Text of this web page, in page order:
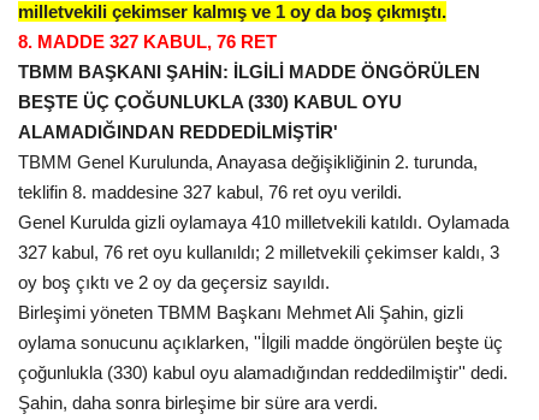
Künye
Yaşam
İletişim
Sağlık
Kültür Sanat
milletvekili çekimser kalmış ve 1 oy da boş çıkmıştı.
8. MADDE 327 KABUL, 76 RET
TBMM BAŞKANI ŞAHİN: İLGİLİ MADDE ÖNGÖRÜLEN
BEŞTE ÜÇ ÇOĞUNLUKLA (330) KABUL OYU
ALAMADIĞINDAN REDDEDİLMİŞTİR'
TBMM Genel Kurulunda, Anayasa değişikliğinin 2. turunda,
teklifin 8. maddesine 327 kabul, 76 ret oyu verildi.
Genel Kurulda gizli oylamaya 410 milletvekili katıldı. Oylamada
327 kabul, 76 ret oyu kullanıldı; 2 milletvekili çekimser kaldı, 3
oy boş çıktı ve 2 oy da geçersiz sayıldı.
Birleşimi yöneten TBMM Başkanı Mehmet Ali Şahin, gizli
oylama sonucunu açıklarken, ''İlgili madde öngörülen beşte üç
çoğunlukla (330) kabul oyu alamadığından reddedilmiştir'' dedi.
Şahin, daha sonra birleşime bir süre ara verdi.